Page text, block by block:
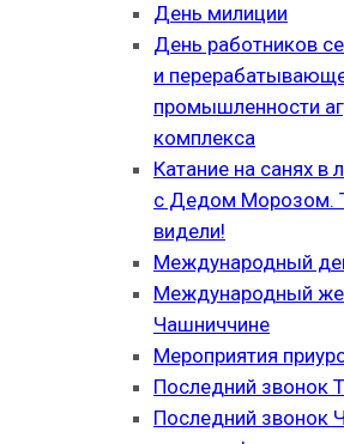
День милиции
День работников
и
промышленности
комплекса
Катание на санях
с Дедом Морозом.
видели!
Международный
Международный
Чашниччине
Мероприятия
Последний звонок
Последний звонок